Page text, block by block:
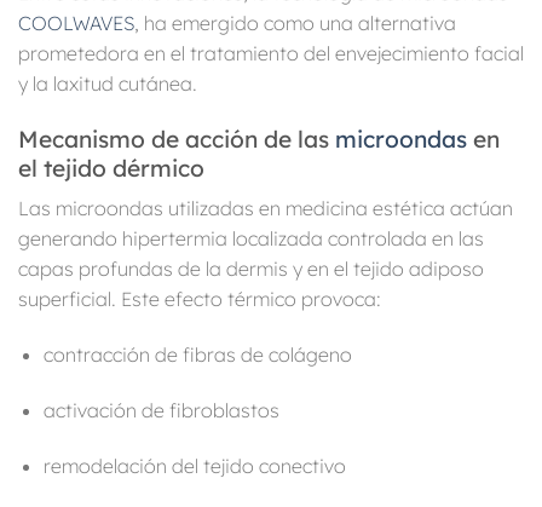
COOLWAVES , ha emergido como una alternativa
prometedora en el tratamiento del envejecimiento facial
y la laxitud cutánea.
Mecanismo de acción de las microondas en
el tejido dérmico
Las microondas utilizadas en medicina estética actúan
generando hipertermia localizada controlada en las
capas profundas de la dermis y en el tejido adiposo
superficial. Este efecto térmico provoca:
contracción de fibras de colágeno
activación de fibroblastos
remodelación del tejido conectivo